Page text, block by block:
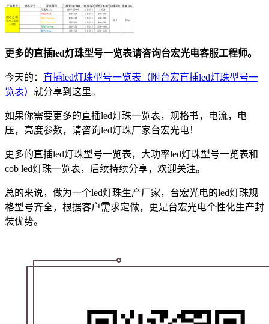
更多的直插led灯珠型号一览表请咨询台宏光电客服工程师。
今天的： 直插led灯珠型号一览表（附台宏直插led灯珠型号一
览表） 就分享到这里。
如果你需要更多的直插led灯珠一览表，规格书，电流，电
压，亮度参数，请咨询led灯珠厂家台宏光电！
更多的直插led灯珠型号一览表，大功率led灯珠型号一览表和
cob led灯珠一览表，后续持续分享，欢迎关注。
总的来说，做为一个led灯珠生产厂家，台宏光电的led灯珠规
格型号齐全，根据客户需求定做，更是台宏光电个性化生产封
装优势。